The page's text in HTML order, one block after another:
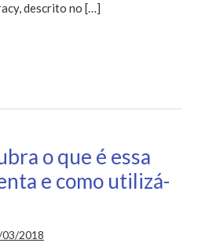
descrito no […]
o que é essa
e como utilizá-
03/2018